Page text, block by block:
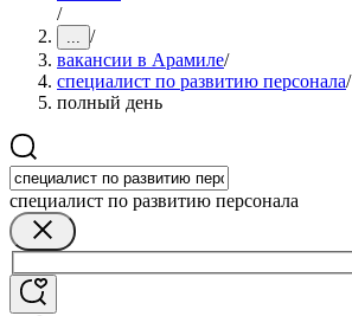
/
... /
вакансии в Арамиле/
специалист по развитию персонала/
полный день
специалист по развитию персонала